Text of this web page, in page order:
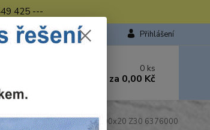
425 ---
Přihlášení
0 ks
za 0,00 Kč
středně hrubé řezy ø190x20 Z30 6376000